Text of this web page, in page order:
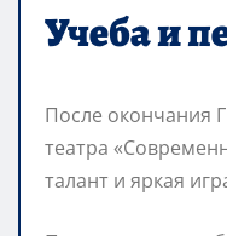
Учеба и
После окончания
театра
талант и яркая